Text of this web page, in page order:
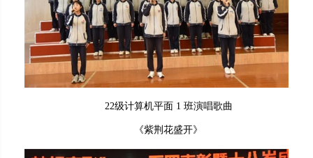
22级计算机平面 1 班演唱歌曲
《紫荆花盛开》